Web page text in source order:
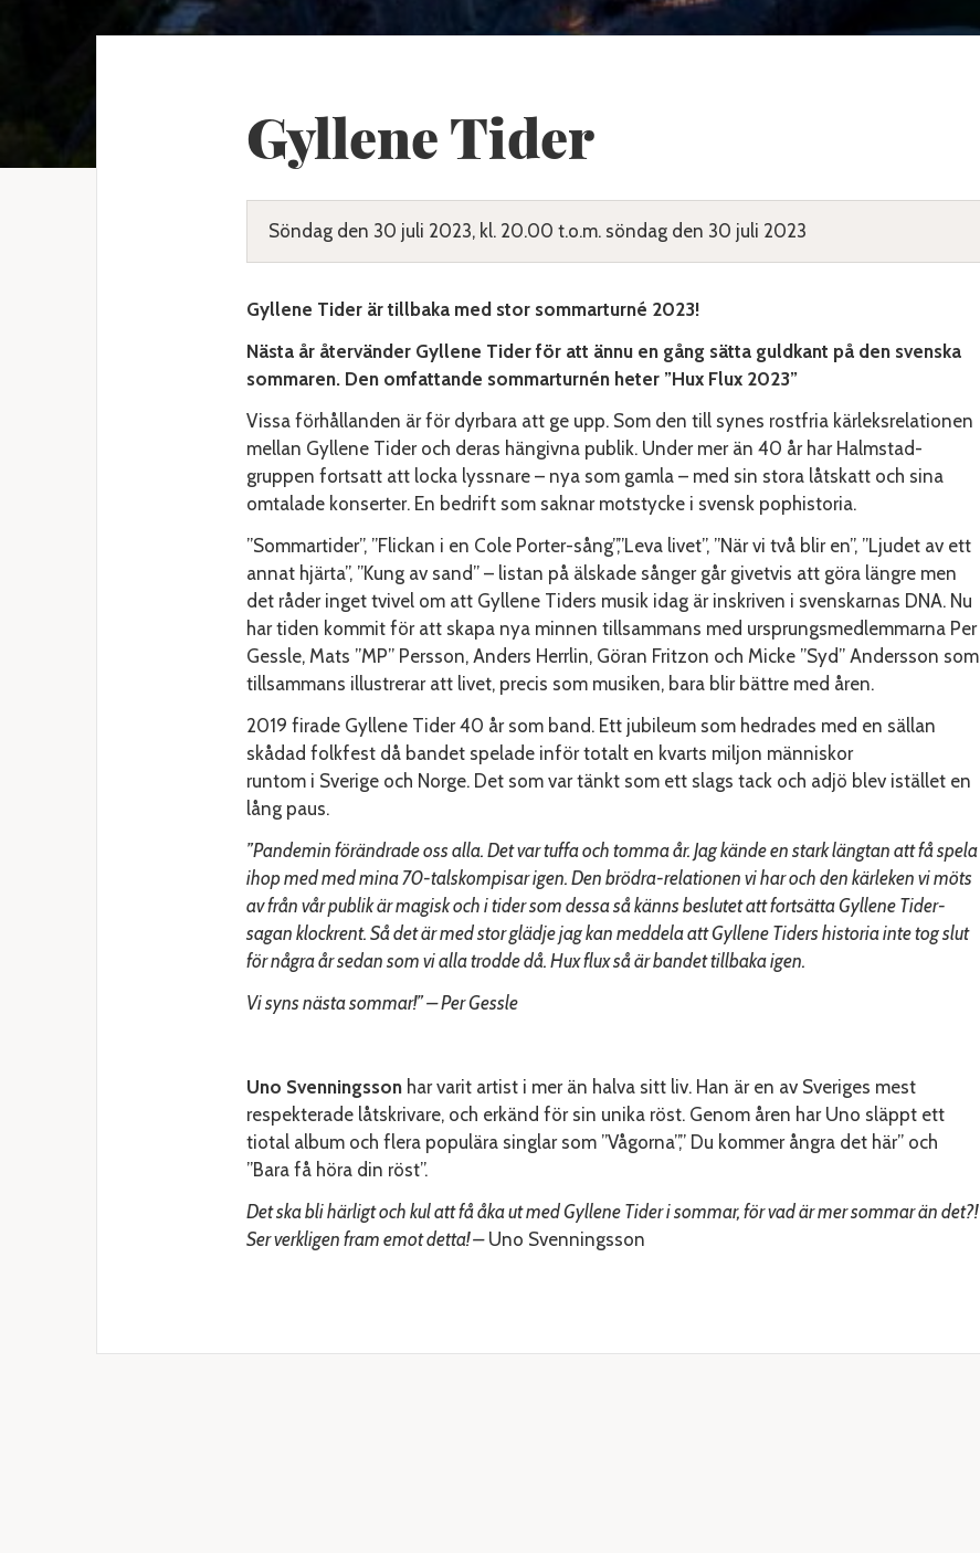
Gyllene Tider
Söndag den 30 juli 2023, kl. 20.00 t.o.m. söndag den 30 juli 2023
Gyllene Tider är tillbaka med stor sommarturné 2023!
Nästa år återvänder Gyllene Tider för att ännu en gång sätta guldkant på den svenska
sommaren. Den omfattande sommarturnén heter ”Hux Flux 2023”
Vissa förhållanden är för dyrbara att ge upp. Som den till synes rostfria kärleksrelationen
mellan Gyllene Tider och deras hängivna publik. Under mer än 40 år har Halmstad-
gruppen fortsatt att locka lyssnare – nya som gamla – med sin stora låtskatt och sina
omtalade konserter. En bedrift som saknar motstycke i svensk pophistoria.
”Sommartider”, ”Flickan i en Cole Porter-sång”,”Leva livet”, ”När vi två blir en”, ”Ljudet av ett
annat hjärta”, ”Kung av sand” – listan på älskade sånger går givetvis att göra längre men
det råder inget tvivel om att Gyllene Tiders musik idag är inskriven i svenskarnas DNA. Nu
har tiden kommit för att skapa nya minnen tillsammans med ursprungsmedlemmarna Per
Gessle, Mats ”MP” Persson, Anders Herrlin, Göran Fritzon och Micke ”Syd” Andersson som
tillsammans illustrerar att livet, precis som musiken, bara blir bättre med åren.
2019 firade Gyllene Tider 40 år som band. Ett jubileum som hedrades med en sällan
skådad folkfest då bandet spelade inför totalt en kvarts miljon människor
runtom i Sverige och Norge. Det som var tänkt som ett slags tack och adjö blev istället en
lång paus.
”Pandemin förändrade oss alla. Det var tuffa och tomma år. Jag kände en stark längtan att få spela
ihop med med mina 70-talskompisar igen. Den brödra-relationen vi har och den kärleken vi möts
av från vår publik är magisk och i tider som dessa så känns beslutet att fortsätta Gyllene Tider-
sagan klockrent. Så det är med stor glädje jag kan meddela att Gyllene Tiders historia inte tog slut
för några år sedan som vi alla trodde då. Hux flux så är bandet tillbaka igen.
Vi syns nästa sommar!” – Per Gessle
Uno Svenningsson har varit artist i mer än halva sitt liv. Han är en av Sveriges mest
respekterade låtskrivare, och erkänd för sin unika röst. Genom åren har Uno släppt ett
tiotal album och flera populära singlar som ”Vågorna”,” Du kommer ångra det här” och
”Bara få höra din röst”.
Det ska bli härligt och kul att få åka ut med Gyllene Tider i sommar, för vad är mer sommar än det?!
Ser verkligen fram emot detta! –Uno Svenningsson